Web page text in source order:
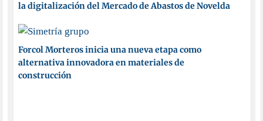
la digitalización del Mercado de Abastos de Novelda
Forcol Morteros inicia una nueva etapa como
alternativa innovadora en materiales de
construcción